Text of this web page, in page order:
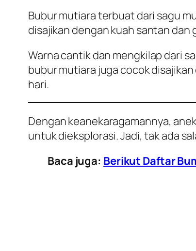
Bubur mutiara terbuat dari sagu
disajikan dengan kuah santan dan
Warna cantik dan mengkilap dari
bubur mutiara juga cocok
hari.
Dengan keanekaragamannya,
untuk dieksplorasi. Jadi, tak ada
Baca juga: Berikut Daftar